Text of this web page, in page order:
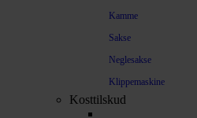
Kamme
Sakse
Neglesakse
Klippemaskine
Kosttilskud